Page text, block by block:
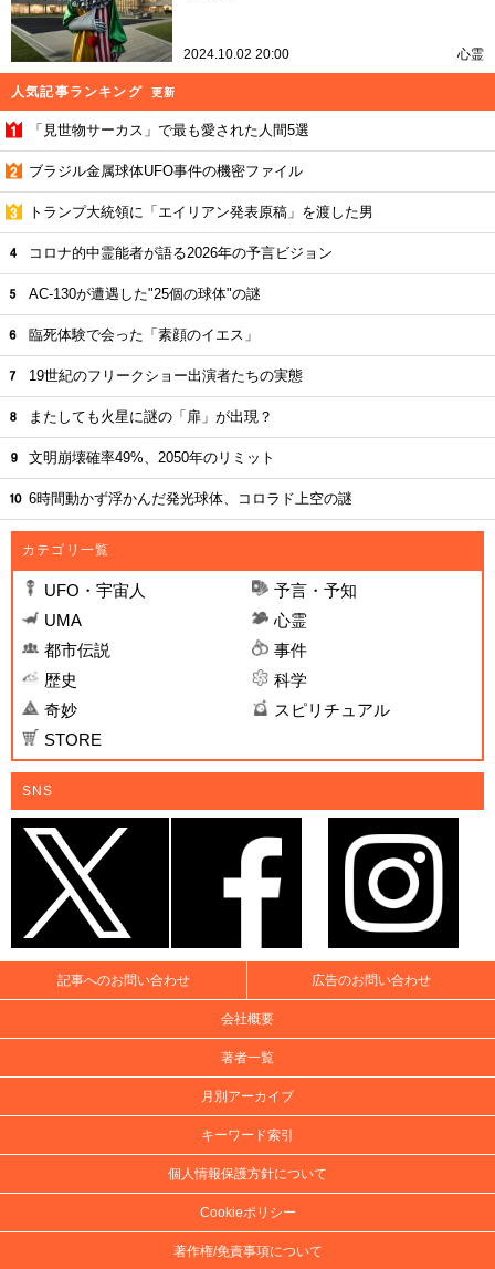
2024.10.02 20:00 心霊
人気記事ランキング 更新
「見世物サーカス」で最も愛された人間5選
ブラジル金属球体UFO事件の機密ファイル
トランプ大統領に「エイリアン発表原稿」を渡した男
コロナ的中霊能者が語る2026年の予言ビジョン
AC-130が遭遇した"25個の球体"の謎
臨死体験で会った「素顔のイエス」
19世紀のフリークショー出演者たちの実態
またしても火星に謎の「扉」が出現？
文明崩壊確率49%、2050年のリミット
6時間動かず浮かんだ発光球体、コロラド上空の謎
カテゴリ一覧
UFO・宇宙人
予言・予知
UMA
心霊
都市伝説
事件
歴史
科学
奇妙
スピリチュアル
STORE
SNS
記事へのお問い合わせ 広告のお問い合わせ
会社概要
著者一覧
月別アーカイブ
キーワード索引
個人情報保護方針について
Cookieポリシー
著作権/免責事項について